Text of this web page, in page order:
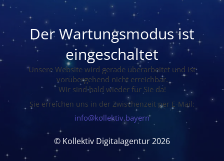
Der Wartungsmodus ist
eingeschaltet
Unsere Website wird gerade überarbeitet und ist
vorübergehend nicht erreichbar.
Wir sind bald wieder für Sie da!
Sie erreichen uns in der Zwischenzeit per E-Mail:
info@kollektiv.bayern
© Kollektiv Digitalagentur 2026